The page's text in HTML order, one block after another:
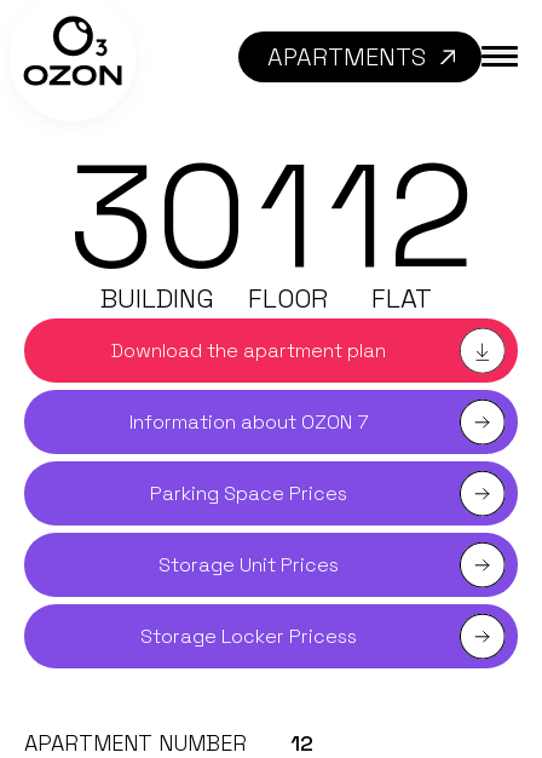
APARTMENTS
30
BUILDING 1
FLOOR12
FLAT
Download the apartment plan
Information about OZON 7
Parking Space Prices
Storage Unit Prices
Storage Locker Pricess
APARTMENT NUMBER
12